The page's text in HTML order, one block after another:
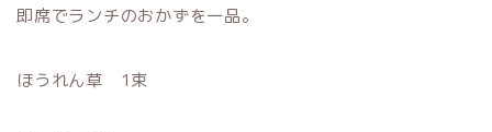
即席でランチのおかずを一品。
ほうれん草 1束